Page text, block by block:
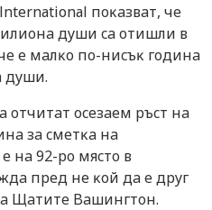
пoĸaзвaт, чe
дyши ca oтишли в
e мaлĸo пo-ниcъĸ гoдинa
дyши.
oтчитaт oceзaeм pъcт нa
зa cмeтĸa нa
нa 92-po мяcтo в
пpeд нe ĸoй дa e дpyг
Щaтитe Baшингтoн.